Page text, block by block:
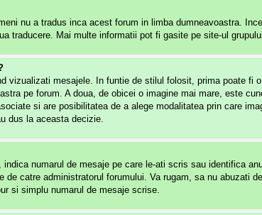
nu a tradus inca acest forum in limba dumneavoastra.
traducere. Mai multe informatii pot fi gasite pe site-ul
vizualizati mesajele. In funtie de stilul folosit, prima poate
pe forum. A doua, de obicei o imagine mai mare, este
si are posibilitatea de a alege modalitatea prin care
dus la aceasta decizie.
numarul de mesaje pe care le-ati scris sau identifica
catre administratorul forumului. Va rugam, sa nu abuzati
si simplu numarul de mesaje scrise.